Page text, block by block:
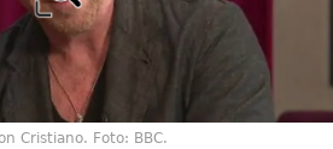
Cristiano. Foto: BBC.